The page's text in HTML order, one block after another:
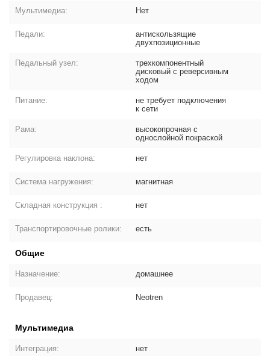
Мультимедиа: Нет
Педали:
антискользящие
двухпозиционные
Педальный узел:
трехкомпонентный
дисковый с реверсивным
ходом
Питание:
не требует подключения
к сети
Рама:
высокопрочная с
однослойной покраской
Регулировка наклона: нет
Система нагружения: магнитная
Складная конструкция : нет
Транспортировочные ролики: есть
Общие
Назначение: домашнее
Продавец: Neotren
Мультимедиа
Интеграция: нет